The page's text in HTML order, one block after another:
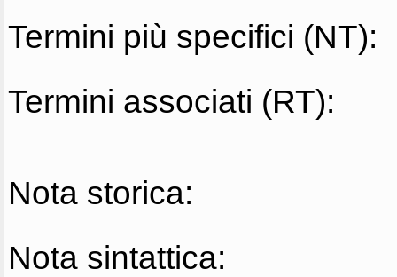
Termini più specifici (NT):
Termini associati (RT):
Nota storica:
Nota sintattica: